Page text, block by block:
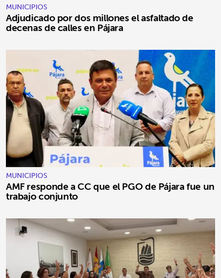
MUNICIPIOS
Adjudicado por dos millones el asfaltado de
decenas de calles en Pájara
MUNICIPIOS
AMF responde a CC que el PGO de Pájara fue un
trabajo conjunto